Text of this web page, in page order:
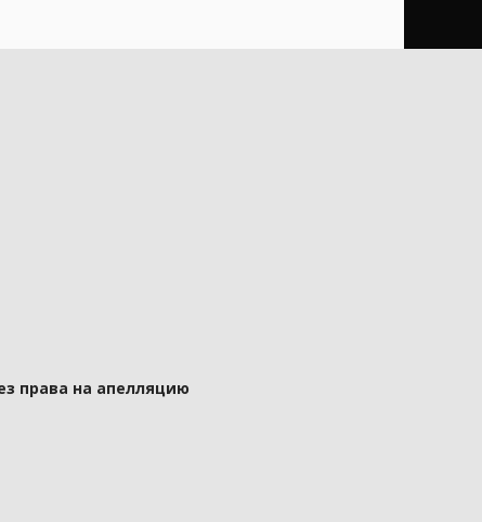
права на апелляцию